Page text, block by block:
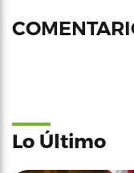
Lo Último